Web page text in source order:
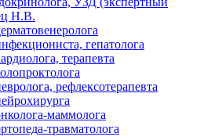
Н.В.
гепатолога
терапевта
рефлексотерапевта
маммолога
травматолога